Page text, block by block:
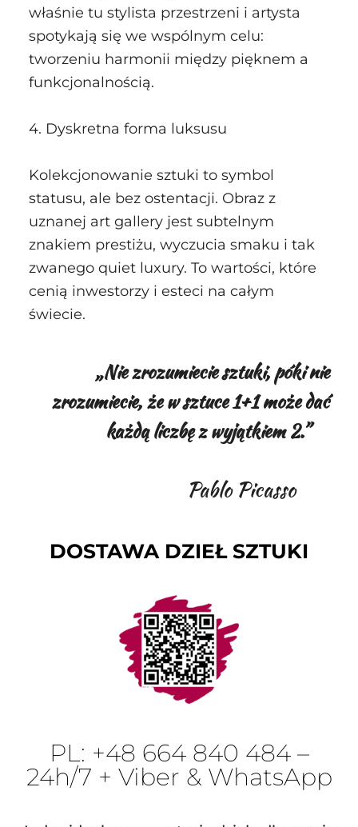
właśnie tu stylista przestrzeni i artysta
spotykają się we wspólnym celu:
tworzeniu harmonii między pięknem a
funkcjonalnością.
4. Dyskretna forma luksusu
Kolekcjonowanie sztuki to symbol
statusu, ale bez ostentacji. Obraz z
uznanej art gallery jest subtelnym
znakiem prestiżu, wyczucia smaku i tak
zwanego quiet luxury. To wartości, które
cenią inwestorzy i esteci na całym
świecie.
„Nie zrozumiecie sztuki, póki nie
zrozumiecie, że w sztuce 1+1 może dać
każdą liczbę z wyjątkiem 2.”
Pablo Picasso
DOSTAWA DZIEŁ SZTUKI
PL: +48 664 840 484 –
24h/7 + Viber & WhatsApp